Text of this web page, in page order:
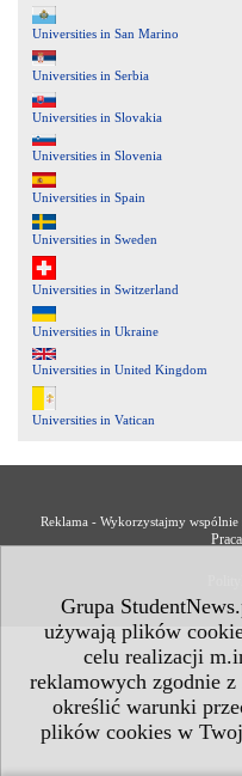
Grupa
używają plików
celu realizacji
reklamowych zgodnie z
określić warunki
plików cookies w
Universities in San Marino
Universities in Serbia
Universities in Slovakia
Universities in Slovenia
Universities in Spain
Universities in Sweden
Universities in Switzerland
Universities in Ukraine
Universities in United Kingdom
Universities in Vatican
Reklama - Wykorzystajmy wspólnie